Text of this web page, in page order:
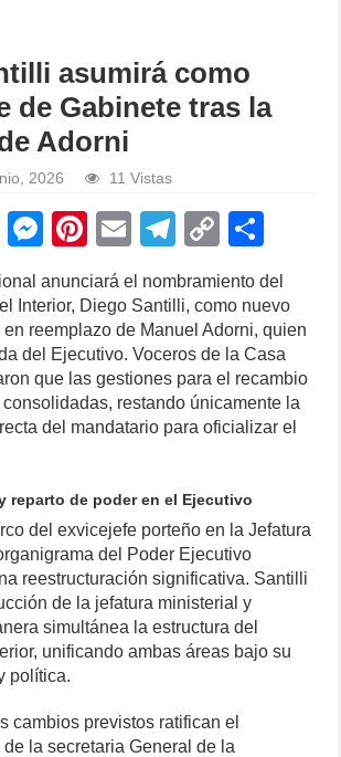
asumirá como
de Gabinete tras la
Adorni
2026 11 Vistas
W
h
at
s
A
p
p
M
ss
e
n
g
er
Pi
nt
er
e
st
E
m
ail
T
el
e
gr
a
m
C
p
y
Li
n
k
h
ar
e
anunciará el nombramiento del
Interior, Diego Santilli, como nuevo
reemplazo de Manuel Adorni, quien
del Ejecutivo. Voceros de la Casa
que las gestiones para el recambio
restando únicamente la
del mandatario para oficializar el
reparto de poder en el Ejecutivo
del exvicejefe porteño en la Jefatura
del Poder Ejecutivo
reestructuración significativa. Santilli
de la jefatura ministerial y
simultánea la estructura del
unificando ambas áreas bajo su
política.
cambios previstos ratifican el
la secretaria General de la